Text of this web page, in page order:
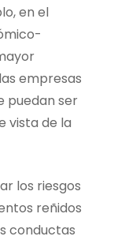
en el
empresas
puedan ser
vista de la
los riesgos
reñidos
conductas